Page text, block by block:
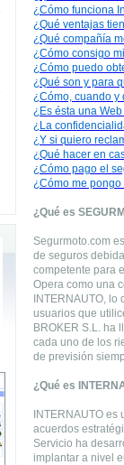
¿Cómo funciona
¿Qué ventajas
¿Qué compañía
¿Cómo consigo
¿Cómo puedo
¿Qué son y para
¿Cómo, cuando y
¿Es ésta una
¿La
¿Y si quiero
¿Qué hacer en
¿Cómo pago el
¿Cómo me
¿Qué es
Segurmoto.com
de seguros
competente para
Opera como una
INTERNAUTO,
usuarios que
BROKER S.L. ha
cada uno de los
de previsión
¿Qué es
INTERNAUTO
acuerdos
Servicio ha
implantar a nivel